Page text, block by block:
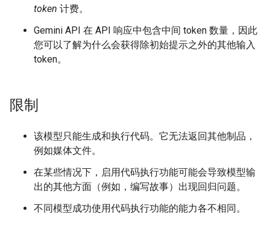
token 计费。
Gemini API 在 API 响应中包含中间 token 数量，因此
您可以了解为什么会获得除初始提示之外的其他输入
token。
限制
该模型只能生成和执行代码。它无法返回其他制品，
例如媒体文件。
在某些情况下，启用代码执行功能可能会导致模型输
出的其他方面（例如，编写故事）出现回归问题。
不同模型成功使用代码执行功能的能力各不相同。